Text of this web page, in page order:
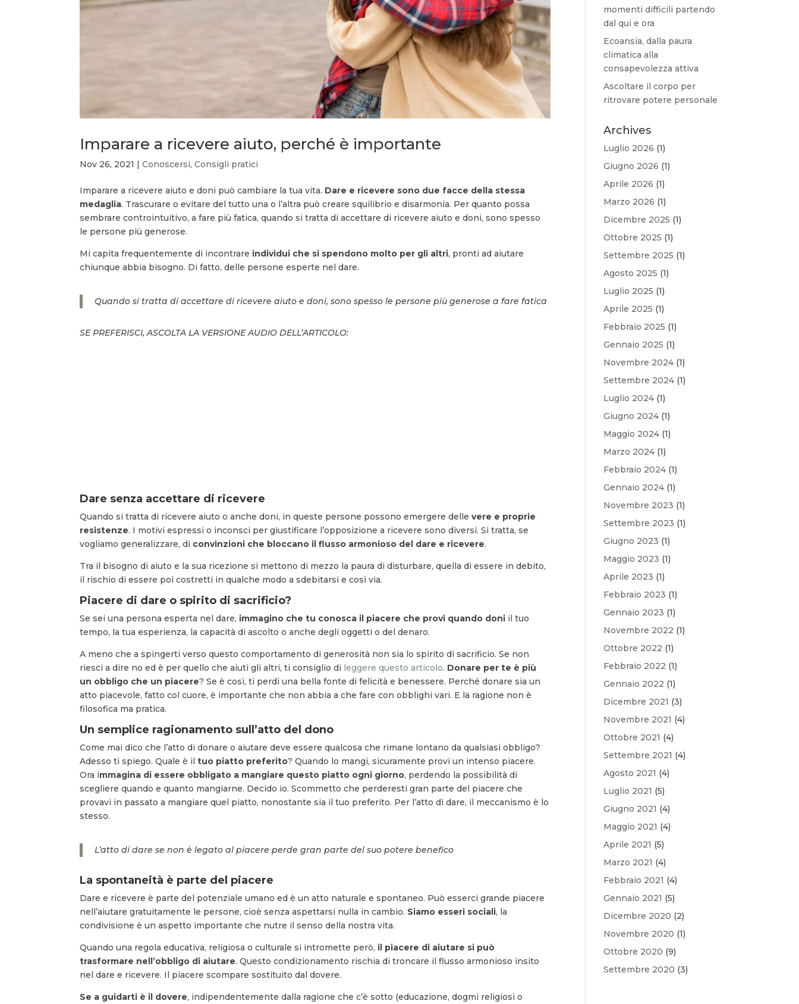
Imparare a ricevere aiuto, perché è importante
Nov 26, 2021 |Conoscersi,Consigli pratici
Imparare a ricevere aiuto e doni può cambiare la tua vita. Dare e ricevere sono due facce della stessa
medaglia. Trascurare o evitare del tutto una o l’altra può creare squilibrio e disarmonia. Per quanto possa
sembrare controintuitivo, a fare più fatica, quando si tratta di accettare di ricevere aiuto e doni, sono spesso
le persone più generose.
Mi capita frequentemente di incontrare individui che si spendono molto per gli altri, pronti ad aiutare
chiunque abbia bisogno. Di fatto, delle persone esperte nel dare.
Quando si tratta di accettare di ricevere aiuto e doni, sono spesso le persone più generose a fare fatica
SE PREFERISCI, ASCOLTA LA VERSIONE AUDIO DELL’ARTICOLO:
Dare senza accettare di ricevere
Quando si tratta di ricevere aiuto o anche doni, in queste persone possono emergere dellevere e proprie
resistenze. I motivi espressi o inconsci per giustificare l’opposizione a ricevere sono diversi. Si tratta, se
vogliamo generalizzare, di convinzioni che bloccano il flusso armonioso del dare e ricevere.
Tra il bisogno di aiuto e la sua ricezione si mettono di mezzo la paura di disturbare, quella di essere in debito,
il rischio di essere poi costretti in qualche modo a sdebitarsi e così via.
Piacere di dare o spirito di sacrificio?
Se sei una persona esperta nel dare, immagino che tu conosca il piacere che provi quando doni il tuo
tempo, la tua esperienza, la capacità di ascolto o anche degli oggetti o del denaro.
A meno che a spingerti verso questo comportamento di generosità non sia lo spirito di sacrificio. Se non
riesci a dire no ed è per quello che aiuti gli altri, ti consiglio di leggere questo articolo. Donare per te è più
un obbligo che un piacere? Se è così, ti perdi una bella fonte di felicità e benessere. Perché donare sia un
atto piacevole, fatto col cuore, è importante che non abbia a che fare con obblighi vari. E la ragione non è
filosofica ma pratica.
Un semplice ragionamento sull’atto del dono
Come mai dico che l’atto di donare o aiutare deve essere qualcosa che rimane lontano da qualsiasi obbligo?
Adesso ti spiego. Quale è iltuo piatto preferito? Quando lo mangi, sicuramente provi un intenso piacere.
Ora immagina di essere obbligato a mangiare questo piatto ogni giorno, perdendo la possibilità di
scegliere quando e quanto mangiarne. Decido io. Scommetto che perderesti gran parte del piacere che
provavi in passato a mangiare quel piatto, nonostante sia il tuo preferito. Per l’atto di dare, il meccanismo è lo
stesso.
L’atto di dare se non è legato al piacere perde gran parte del suo potere benefico
La spontaneità è parte del piacere
Dare e ricevere è parte del potenziale umano ed è un atto naturale e spontaneo. Può esserci grande piacere
nell’aiutare gratuitamente le persone, cioè senza aspettarsi nulla in cambio. Siamo esseri sociali, la
condivisione è un aspetto importante che nutre il senso della nostra vita.
Quando una regola educativa, religiosa o culturale si intromette però, il piacere di aiutare si può
trasformare nell’obbligo di aiutare. Questo condizionamento rischia di troncare il flusso armonioso insito
nel dare e ricevere. Il piacere scompare sostituito dal dovere.
Se a guidarti è il dovere, indipendentemente dalla ragione che c’è sotto (educazione, dogmi religiosi o
momenti difficili partendo
dal qui e ora
Ecoansia, dalla paura
climatica alla
consapevolezza attiva
Ascoltare il corpo per
ritrovare potere personale
Archives
Luglio 2026 (1)
Giugno 2026 (1)
Aprile 2026 (1)
Marzo 2026 (1)
Dicembre 2025 (1)
Ottobre 2025 (1)
Settembre 2025 (1)
Agosto 2025 (1)
Luglio 2025 (1)
Aprile 2025 (1)
Febbraio 2025 (1)
Gennaio 2025 (1)
Novembre 2024 (1)
Settembre 2024 (1)
Luglio 2024 (1)
Giugno 2024 (1)
Maggio 2024 (1)
Marzo 2024 (1)
Febbraio 2024 (1)
Gennaio 2024 (1)
Novembre 2023 (1)
Settembre 2023 (1)
Giugno 2023 (1)
Maggio 2023 (1)
Aprile 2023 (1)
Febbraio 2023 (1)
Gennaio 2023 (1)
Novembre 2022 (1)
Ottobre 2022 (1)
Febbraio 2022 (1)
Gennaio 2022 (1)
Dicembre 2021 (3)
Novembre 2021 (4)
Ottobre 2021 (4)
Settembre 2021 (4)
Agosto 2021 (4)
Luglio 2021 (5)
Giugno 2021 (4)
Maggio 2021 (4)
Aprile 2021 (5)
Marzo 2021 (4)
Febbraio 2021 (4)
Gennaio 2021 (5)
Dicembre 2020 (2)
Novembre 2020 (1)
Ottobre 2020 (9)
Settembre 2020 (3)